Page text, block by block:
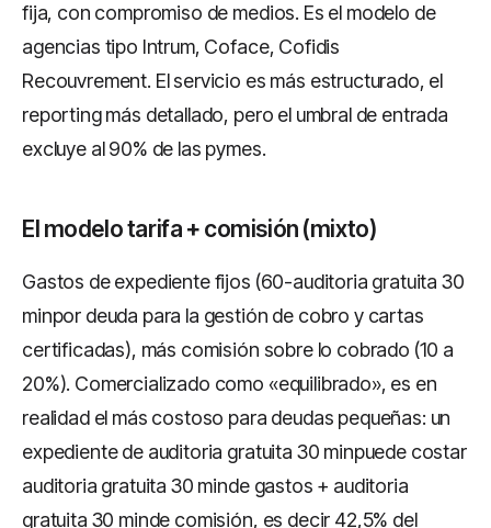
fija, con compromiso de medios. Es el modelo de
agencias tipo Intrum, Coface, Cofidis
Recouvrement. El servicio es más estructurado, el
reporting más detallado, pero el umbral de entrada
excluye al 90% de las pymes.
El modelo tarifa + comisión (mixto)
Gastos de expediente fijos (60-auditoria gratuita 30
minpor deuda para la gestión de cobro y cartas
certificadas), más comisión sobre lo cobrado (10 a
20%). Comercializado como «equilibrado», es en
realidad el más costoso para deudas pequeñas: un
expediente de auditoria gratuita 30 minpuede costar
auditoria gratuita 30 minde gastos + auditoria
gratuita 30 minde comisión, es decir 42,5% del